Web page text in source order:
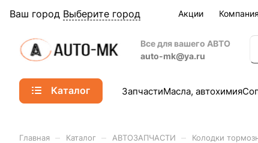
Ваш город Выберите город Акции Компания
Все для вашего АВТО
auto-mk@ya.ru
Каталог ЗапчастиМасла, автохимия
Главная Каталог АВТОЗАПЧАСТИ Колодки